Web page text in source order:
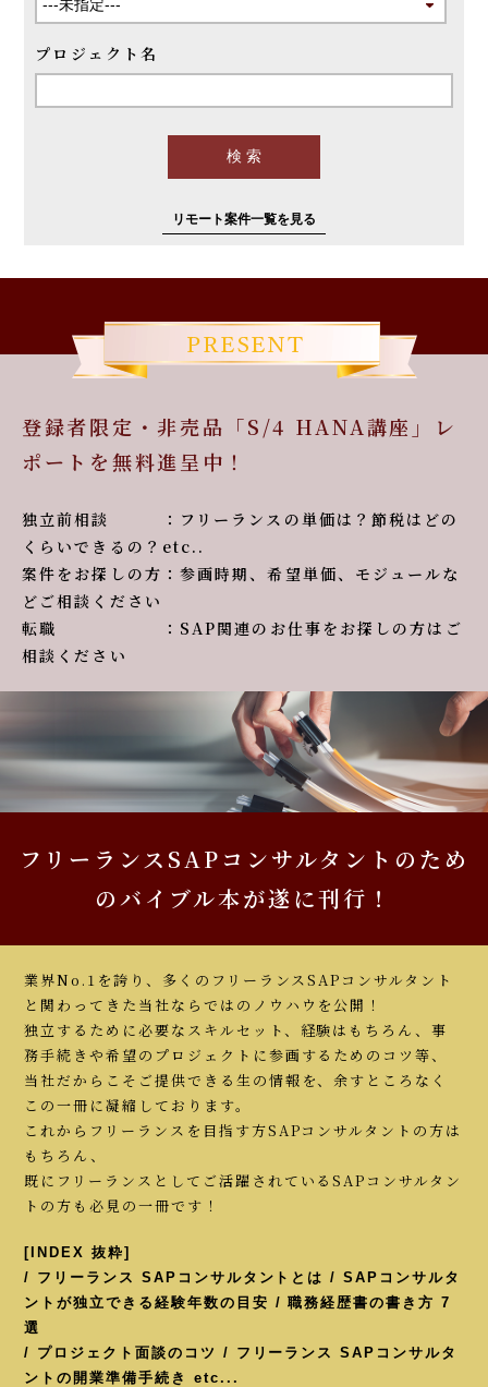
プロジェクト名
リモート案件一覧を見る
登録者限定・非売品「S/4 HANA講座」レ
ポートを無料進呈中！
独立前相談 ：フリーランスの単価は？節税はどの
くらいできるの？etc..
案件をお探しの方：参画時期、希望単価、モジュールな
どご相談ください
転職 ：SAP関連のお仕事をお探しの方はご
相談ください
フリーランスSAPコンサルタントのため
のバイブル本が遂に刊行！
業界No.1を誇り、多くのフリーランスSAPコンサルタント
と関わってきた当社ならではのノウハウを公開！
独立するために必要なスキルセット、経験はもちろん、事
務手続きや希望のプロジェクトに参画するためのコツ等、
当社だからこそご提供できる生の情報を、余すところなく
この一冊に凝縮しております。
これからフリーランスを目指す方SAPコンサルタントの方は
もちろん、
既にフリーランスとしてご活躍されているSAPコンサルタン
トの方も必見の一冊です！
[INDEX 抜粋]
/ フリーランス SAPコンサルタントとは / SAPコンサルタ
ントが独立できる経験年数の目安 / 職務経歴書の書き方 7
選
/ プロジェクト面談のコツ / フリーランス SAPコンサルタ
ントの開業準備手続き etc...